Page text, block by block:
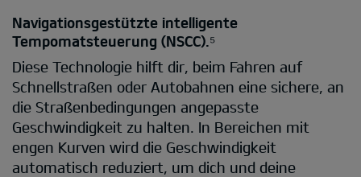
Navigationsgestützte intelligente
Tempomatsteuerung (NSCC).⁵
Diese Technologie hilft dir, beim Fahren auf
Schnellstraßen oder Autobahnen eine sichere, an
die Straßenbedingungen angepasste
Geschwindigkeit zu halten. In Bereichen mit
engen Kurven wird die Geschwindigkeit
automatisch reduziert, um dich und deine